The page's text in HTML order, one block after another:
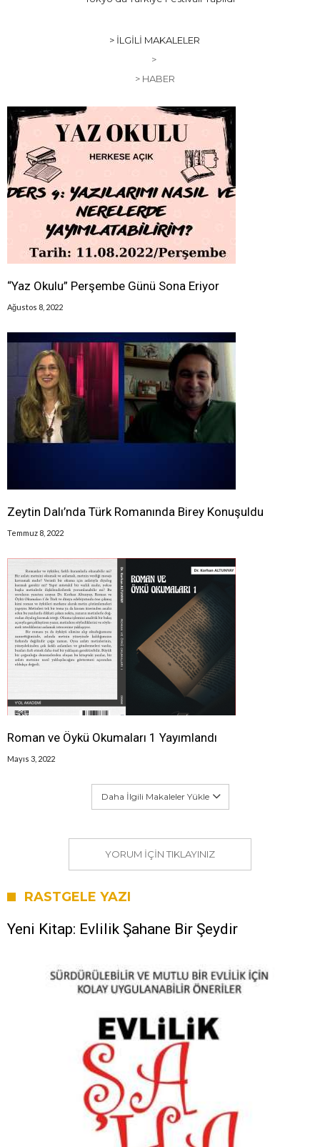
> İLGILI MAKALELER
>
> HABER
“Yaz Okulu” Perşembe Günü Sona Eriyor
Ağustos 8, 2022
Zeytin Dalı’nda Türk Romanında Birey Konuşuldu
Temmuz 8, 2022
Roman ve Öykü Okumaları 1 Yayımlandı
Mayıs 3, 2022
Daha İlgili Makaleler Yükle
YORUM IÇIN TIKLAYINIZ
RASTGELE YAZI
Yeni Kitap: Evlilik Şahane Bir Şeydir